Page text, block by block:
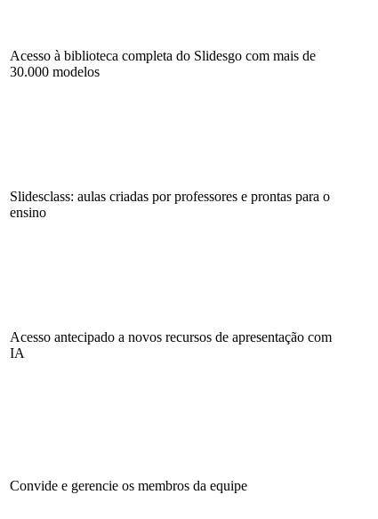
Acesso à biblioteca completa do Slidesgo com mais de
30.000 modelos
Slidesclass: aulas criadas por professores e prontas para o
ensino
Acesso antecipado a novos recursos de apresentação com
IA
Convide e gerencie os membros da equipe